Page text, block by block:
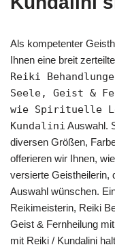
Als kompetenter
Ihnen eine breit zerteilte
Reiki
Seele, Geist &
wie Spirituelle
Kundalini Auswahl.
diversen Größen,
offerieren wir Ihnen,
versierte Geistheilerin,
Auswahl wünschen.
Reikimeisterin, Reiki
Geist & Fernheilung
mit Reiki / Kundalini